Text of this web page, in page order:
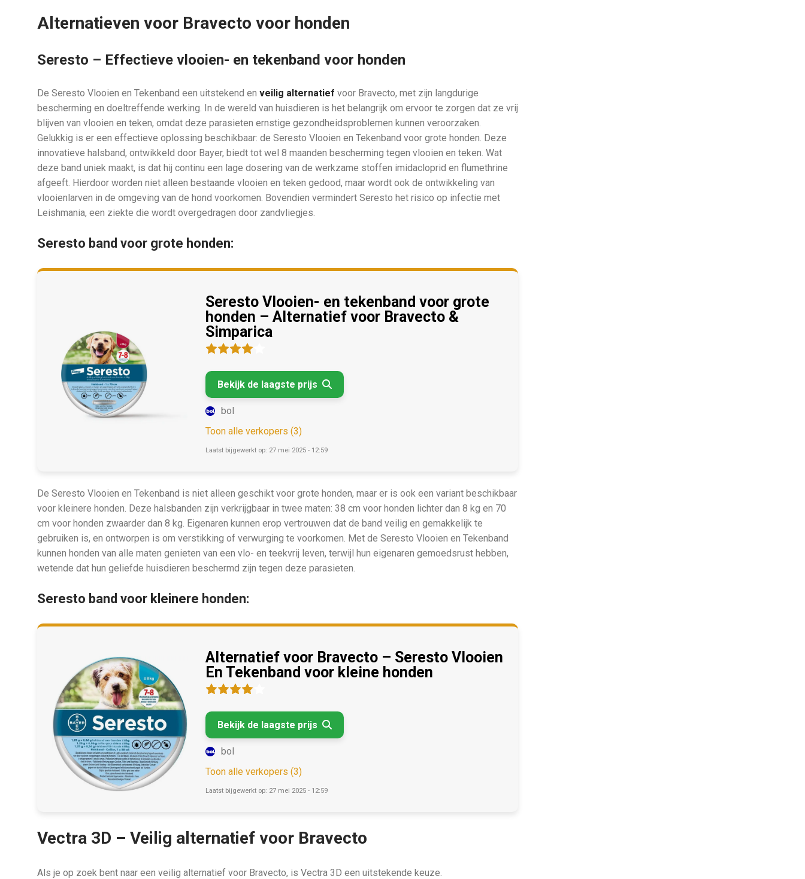
Alternatieven voor Bravecto voor honden
Seresto – Effectieve vlooien- en tekenband voor honden
De Seresto Vlooien en Tekenband een uitstekend en veilig alternatief voor Bravecto, met zijn langdurige
bescherming en doeltreffende werking. In de wereld van huisdieren is het belangrijk om ervoor te zorgen dat ze vrij
blijven van vlooien en teken, omdat deze parasieten ernstige gezondheidsproblemen kunnen veroorzaken.
Gelukkig is er een effectieve oplossing beschikbaar: de Seresto Vlooien en Tekenband voor grote honden. Deze
innovatieve halsband, ontwikkeld door Bayer, biedt tot wel 8 maanden bescherming tegen vlooien en teken. Wat
deze band uniek maakt, is dat hij continu een lage dosering van de werkzame stoffen imidacloprid en flumethrine
afgeeft. Hierdoor worden niet alleen bestaande vlooien en teken gedood, maar wordt ook de ontwikkeling van
vlooienlarven in de omgeving van de hond voorkomen. Bovendien vermindert Seresto het risico op infectie met
Leishmania, een ziekte die wordt overgedragen door zandvliegjes.
Seresto band voor grote honden:
Seresto Vlooien- en tekenband voor grote
honden – Alternatief voor Bravecto &
Simparica
Bekijk de laagste prijs 
bol
Toon alle verkopers (3)
Laatst bijgewerkt op: 27 mei 2025 - 12:59
De Seresto Vlooien en Tekenband is niet alleen geschikt voor grote honden, maar er is ook een variant beschikbaar
voor kleinere honden. Deze halsbanden zijn verkrijgbaar in twee maten: 38 cm voor honden lichter dan 8 kg en 70
cm voor honden zwaarder dan 8 kg. Eigenaren kunnen erop vertrouwen dat de band veilig en gemakkelijk te
gebruiken is, en ontworpen is om verstikking of verwurging te voorkomen. Met de Seresto Vlooien en Tekenband
kunnen honden van alle maten genieten van een vlo- en teekvrij leven, terwijl hun eigenaren gemoedsrust hebben,
wetende dat hun geliefde huisdieren beschermd zijn tegen deze parasieten.
Seresto band voor kleinere honden:
Alternatief voor Bravecto – Seresto Vlooien
En Tekenband voor kleine honden
Bekijk de laagste prijs 
bol
Toon alle verkopers (3)
Laatst bijgewerkt op: 27 mei 2025 - 12:59
Vectra 3D – Veilig alternatief voor Bravecto
Als je op zoek bent naar een veilig alternatief voor Bravecto, is Vectra 3D een uitstekende keuze.